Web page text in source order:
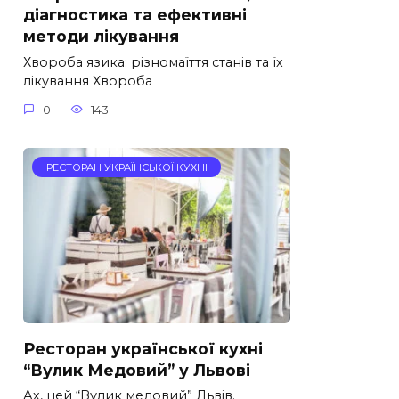
діагностика та ефективні
методи лікування
Хвороба язика: різномаїття станів та їх
лікування Хвороба
0 143
РЕСТОРАН УКРАЇНСЬКОЇ КУХНІ
Ресторан української кухні
“Вулик Медовий” у Львові